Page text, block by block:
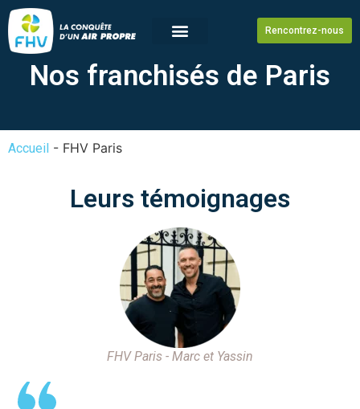
Rencontrez-nous
Nos franchisés de Paris
Accueil - FHV Paris
Leurs témoignages
FHV Paris - Marc et Yassin